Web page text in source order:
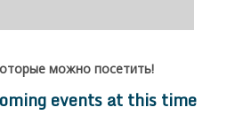
можно посетить!
events at this time